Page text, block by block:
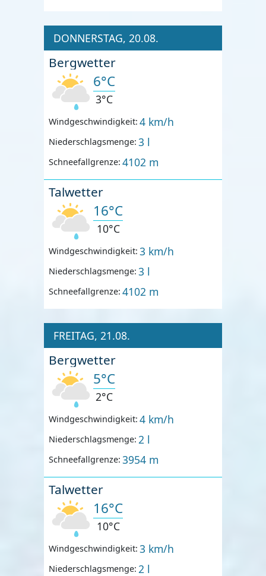
DONNERSTAG, 20.08.
Bergwetter
6°C
3°C
Windgeschwindigkeit: 4 km/h
Niederschlagsmenge: 3 l
Schneefallgrenze: 4102 m
Talwetter
16°C
10°C
Windgeschwindigkeit: 3 km/h
Niederschlagsmenge: 3 l
Schneefallgrenze: 4102 m
FREITAG, 21.08.
Bergwetter
5°C
2°C
Windgeschwindigkeit: 4 km/h
Niederschlagsmenge: 2 l
Schneefallgrenze: 3954 m
Talwetter
16°C
10°C
Windgeschwindigkeit: 3 km/h
Niederschlagsmenge: 2 l